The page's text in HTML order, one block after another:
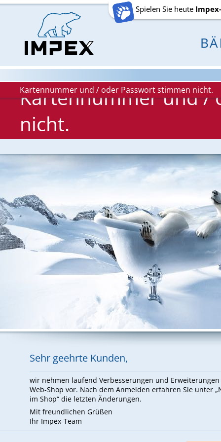
Spielen Sie heute
Kartennummer und / oder Passwort stimmen nicht.
Kartennummer und /
nicht.
Sehr ge­ehr­te Kun­den,
wir neh­men lau­fend Ver­bes­se­run­gen und Er­wei­te­run­gen
Web-Shop vor. Nach dem An­mel­den er­fah­ren Sie un­ter
im Shop“ die letz­ten Än­de­run­gen.
Mit freund­li­chen Grü­ßen
Ihr Im­pex-Team